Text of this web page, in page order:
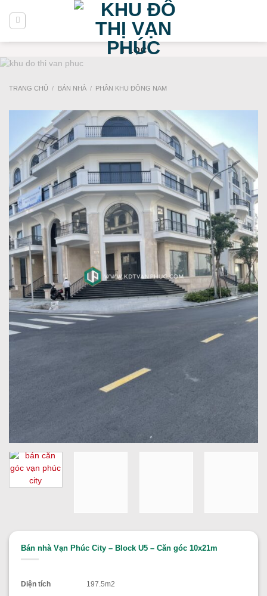
nội
dung
LỌC
TRANG CHỦ / BÁN NHÀ / PHÂN KHU ĐÔNG NAM
Bán nhà Vạn Phúc City – Block U5 – Căn góc 10x21m
Diện tích 197.5m2